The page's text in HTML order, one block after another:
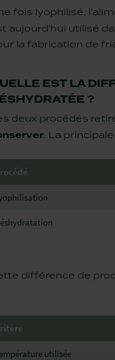
fois lyophilisé,
aujourd'hui utilisé
la fabrication de
EST LA
?
deux procédés
. La
différence de
utilisée